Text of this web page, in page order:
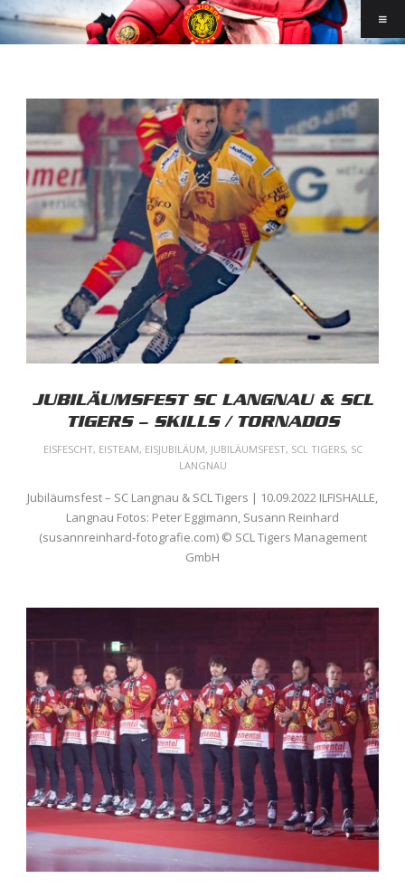
JUBILÄUMSFEST SC LANGNAU & SCL
TIGERS – SKILLS / TORNADOS
EISFESCHT, EISTEAM, EISJUBILÄUM, JUBILÄUMSFEST, SCL TIGERS, SC
LANGNAU
Jubiläumsfest – SC Langnau & SCL Tigers | 10.09.2022 ILFISHALLE,
Langnau Fotos: Peter Eggimann, Susann Reinhard
(susannreinhard-fotografie.com) © SCL Tigers Management
GmbH